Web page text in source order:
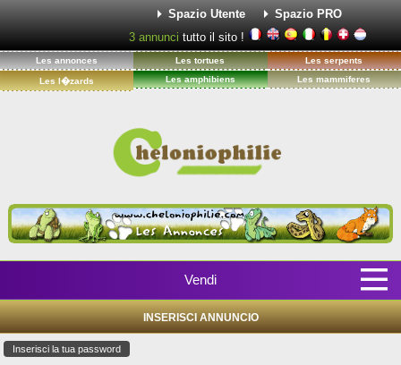
Spazio Utente
Spazio PRO
3 annunci tutto il sito !
Les annonces Les tortues Les serpents
Les l�zards Les amphibiens Les mammiferes
Vendi
INSERISCI ANNUNCIO
Inserisci la tua password